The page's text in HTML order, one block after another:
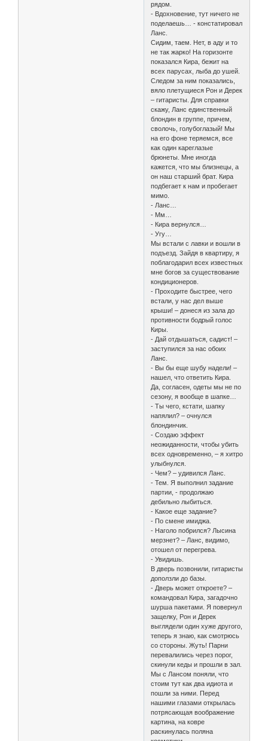
рядом.
- Вдохновение, тут ничего не
поделаешь… - констатировал
Ланс.
Сидим, таем. Нет, в аду и то
не так жарко! На горизонте
показался Кира, бежит на
всех парусах, лыба до ушей.
Следом за ним показались,
вяло плетущиеся Рон и Дерек
– гитаристы. Для справки
скажу, Ланс единственный
блондин в группе, причем,
сволочь, голубоглазый! Мы
на его фоне теряемся, все
как один кареглазые
брюнеты. Мне иногда
кажется, что мы близнецы, а
он наш старший брат. Кира
подбегает к нам и пробегает
мимо.
- Ланс…
- Мм…
- Кира вернулся…
- Угу…
Мы встали с лавки и вошли в
подъезд. Зайдя в квартиру, я
поблагодарил всех известных
мне богов за существование
кондиционеров.
- Проходите быстрее, чего
встали, у нас дел выше
крыши! – донеся из зала до
противности бодрый голос
Киры.
- Дай отдышаться, садист! –
заступился за нас обоих
Ланс.
- Вы бы еще шубу надели! –
нашел, что ответить Кира.
Да, согласен, одеты мы не по
сезону, я вообще в шапке…
- Ты чего, кстати, шапку
напялил? – очнулся
блондинчик.
- Создаю эффект
неожиданности, чтобы убить
всех одновременно, – я хитро
улыбнулся.
- Чем? – удивился Ланс.
- Тем. Я выполнил задание
партии, - продолжаю
дебильно лыбиться.
- Какое еще задание?
- По смене имиджа.
- Наголо побрился? Лысина
мерзнет? – Ланс, видимо,
отошел от перегрева.
- Увидишь.
В дверь позвонили, гитаристы
доползли до базы.
- Дверь может откроете? –
командовал Кира, загадочно
шурша пакетами. Я повернул
защелку, Рон и Дерек
выглядели один хуже другого,
теперь я знаю, как смотрюсь
со стороны. Жуть! Парни
перевалились через порог,
скинули кеды и прошли в зал.
Мы с Лансом поняли, что
стоим тут как два идиота и
пошли за ними. Перед
нашими глазами открылась
потрясающая воображение
картина, на ковре
раскинулась поляна